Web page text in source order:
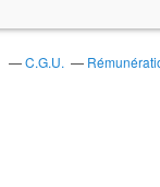
C.G.U.